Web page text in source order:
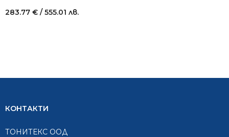
283.77 € / 555.01 лв.
КОНТАКТИ
ТОНИТЕКС ООД